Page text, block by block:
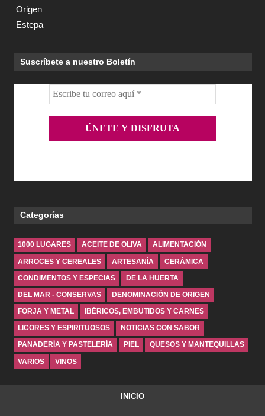
Suscríbete a nuestro Boletín
Categorías
1000 LUGARES ACEITE DE OLIVA ALIMENTACIÓN
ARROCES Y CEREALES ARTESANÍA CERÁMICA
CONDIMENTOS Y ESPECIAS DE LA HUERTA
DEL MAR - CONSERVAS DENOMINACIÓN DE ORIGEN
FORJA Y METAL IBÉRICOS, EMBUTIDOS Y CARNES
LICORES Y ESPIRITUOSOS NOTICIAS CON SABOR
PANADERÍA Y PASTELERÍA PIEL QUESOS Y MANTEQUILLAS
VARIOS VINOS
INICIO